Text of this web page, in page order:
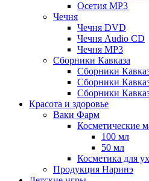
Осетия MP3
Чечня
Чечня DVD
Чечня Audio CD
Чечня MP3
Сборники Кавказа
Сборники
Сборники
Сборники
Красота и здоровье
Ваки Фарм
Косметические
100 мл
50 мл
Косметика для
Продукция Наринэ